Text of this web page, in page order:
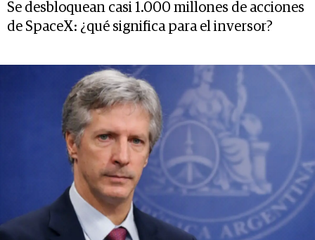
Se desbloquean casi 1.000 millones de acciones
de SpaceX: ¿qué significa para el inversor?